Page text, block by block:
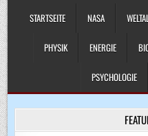
STARTSEITE
NASA
PHYSIK ENERGIE
PSYCHOLOGIE